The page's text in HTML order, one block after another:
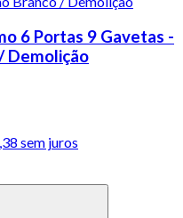
6 Portas 9 Gavetas -
Demolição
sem juros